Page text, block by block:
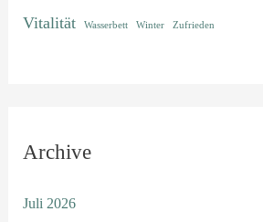
Vitalität Wasserbett Winter Zufrieden
Archive
Juli 2026